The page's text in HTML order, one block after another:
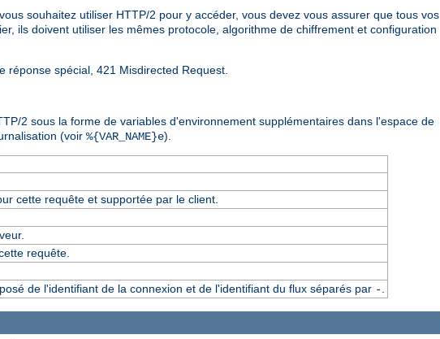
souhaitez utiliser HTTP/2 pour y accéder, vous devez vous assurer que tous vos
ils doivent utiliser les mêmes protocole, algorithme de chiffrement et configuration
réponse spécial, 421 Misdirected Request.
2 sous la forme de variables d'environnement supplémentaires dans l'espace de
(voir %{VAR_NAME}e).
cette requête et supportée par le client.
requête.
de l'identifiant de la connexion et de l'identifiant du flux séparés par -.